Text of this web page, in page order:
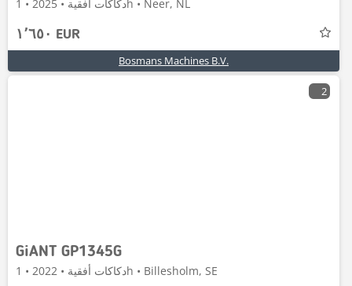
دكاكات أفقية • 2025 • 1h • Neer, NL
١٬٦٥٠ EUR
Bosmans Machines B.V.
2
GiANT GP1345G
دكاكات أفقية • 2022 • 1h • Billesholm, SE